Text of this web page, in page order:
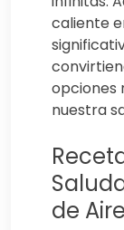
caliente
opciones
nuestra
de Aire